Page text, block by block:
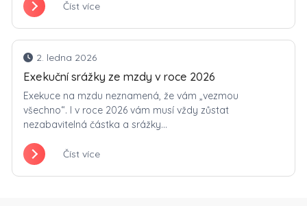
Číst více
2. ledna 2026
Exekuční srážky ze mzdy v roce 2026
Exekuce na mzdu neznamená, že vám „vezmou
všechno“. I v roce 2026 vám musí vždy zůstat
nezabavitelná částka a srážky...
Číst více